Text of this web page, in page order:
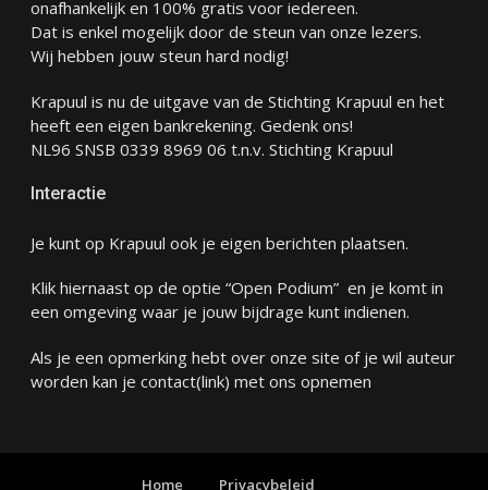
onafhankelijk en 100% gratis voor iedereen.
Dat is enkel mogelijk door de steun van onze lezers.
Wij hebben jouw steun hard nodig!
Krapuul is nu de uitgave van de Stichting Krapuul en het
heeft een eigen bankrekening. Gedenk ons!
NL96 SNSB 0339 8969 06 t.n.v. Stichting Krapuul
Interactie
Je kunt op Krapuul ook je eigen berichten plaatsen.
Klik hiernaast op de optie “Open Podium” en je komt in
een omgeving waar je jouw bijdrage kunt indienen.
Als je een opmerking hebt over onze site of je wil auteur
worden kan je contact(link) met ons opnemen
Home Privacybeleid